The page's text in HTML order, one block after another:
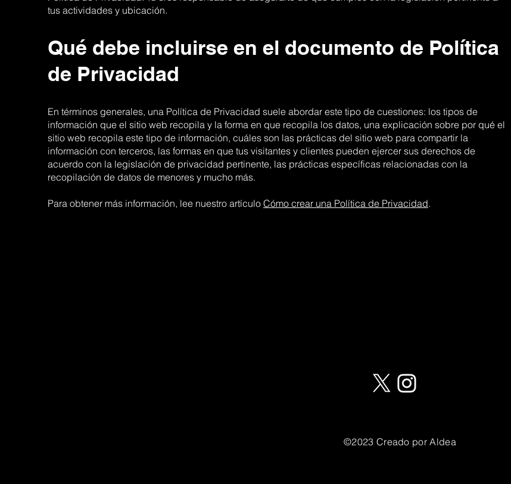
tus actividades y ubicación.
Qué debe incluirse en el documento de Política
de Privacidad
En términos generales, una Política de Privacidad suele abordar este tipo de cuestiones: los tipos de
información que el sitio web recopila y la forma en que recopila los datos, una explicación sobre por qué el
sitio web recopila este tipo de información, cuáles son las prácticas del sitio web para compartir la
información con terceros, las formas en que tus visitantes y clientes pueden ejercer sus derechos de
acuerdo con la legislación de privacidad pertinente, las prácticas específicas relacionadas con la
recopilación de datos de menores y mucho más.
Para obtener más información, lee nuestro artículo Cómo crear una Política de Privacidad.
©2023 Creado por Aldea